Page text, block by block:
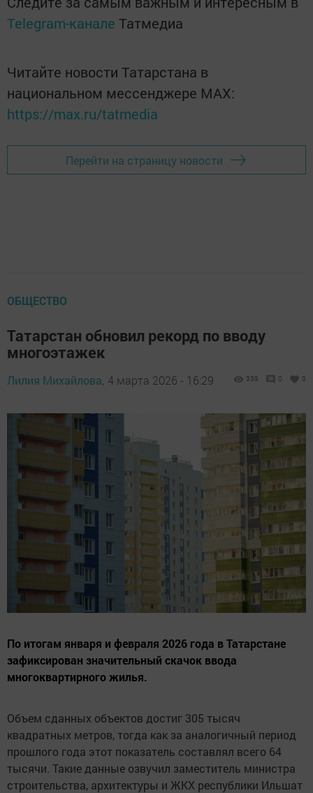
Telegram-канале Татмедиа
Читайте новости Татарстана в
национальном мессенджере MАХ:
https://max.ru/tatmedia
Перейти на страницу новости
ОБЩЕСТВО
Татарстан обновил рекорд по вводу
многоэтажек
Лилия Михайлова, 4 марта 2026 - 16:29 339 0 0
По итогам января и февраля 2026 года в Татарстане
зафиксирован значительный скачок ввода
многоквартирного жилья.
Объем сданных объектов достиг 305 тысяч
квадратных метров, тогда как за аналогичный период
прошлого года этот показатель составлял всего 64
тысячи. Такие данные озвучил заместитель министра
строительства, архитектуры и ЖКХ республики Ильшат